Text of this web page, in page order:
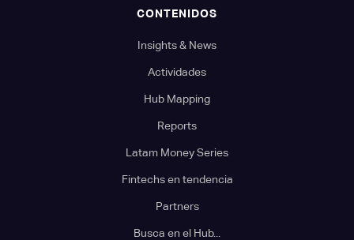
CONTENIDOS
Insights & News
Actividades
Hub Mapping
Reports
Latam Money Series
Fintechs en tendencia
Partners
Busca en el Hub...